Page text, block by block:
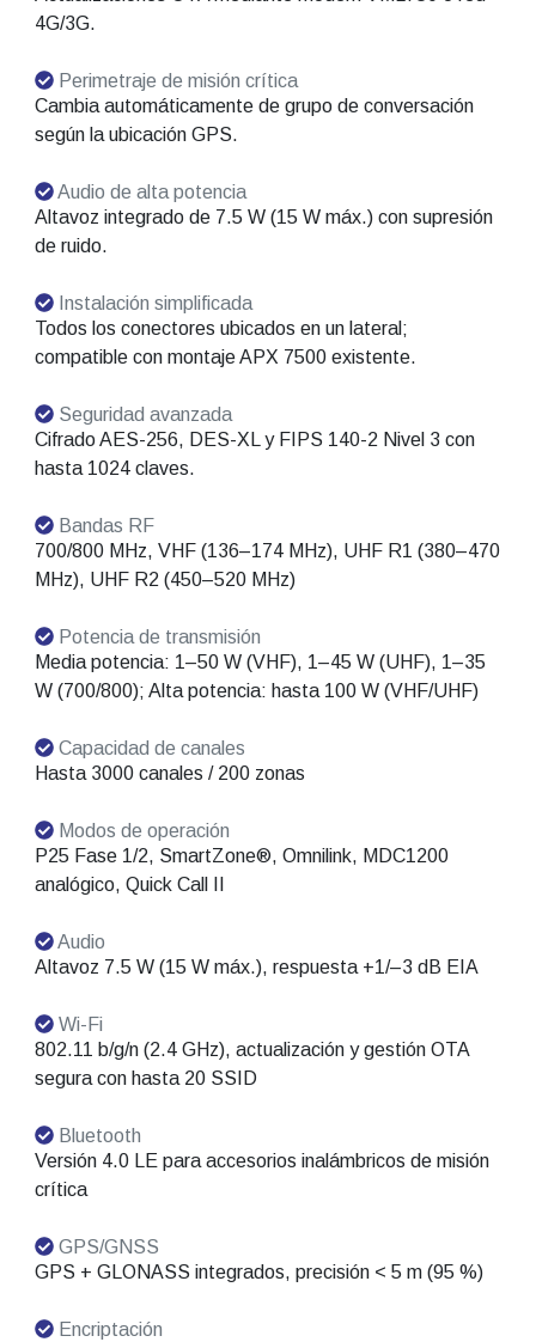
4G/3G.
Perimetraje de misión crítica
Cambia automáticamente de grupo de conversación
según la ubicación GPS.
Audio de alta potencia
Altavoz integrado de 7.5 W (15 W máx.) con supresión
de ruido.
Instalación simplificada
Todos los conectores ubicados en un lateral;
compatible con montaje APX 7500 existente.
Seguridad avanzada
Cifrado AES-256, DES-XL y FIPS 140-2 Nivel 3 con
hasta 1024 claves.
Bandas RF
700/800 MHz, VHF (136–174 MHz), UHF R1 (380–470
MHz), UHF R2 (450–520 MHz)
Potencia de transmisión
Media potencia: 1–50 W (VHF), 1–45 W (UHF), 1–35
W (700/800); Alta potencia: hasta 100 W (VHF/UHF)
Capacidad de canales
Hasta 3000 canales / 200 zonas
Modos de operación
P25 Fase 1/2, SmartZone®, Omnilink, MDC1200
analógico, Quick Call II
Audio
Altavoz 7.5 W (15 W máx.), respuesta +1/–3 dB EIA
Wi-Fi
802.11 b/g/n (2.4 GHz), actualización y gestión OTA
segura con hasta 20 SSID
Bluetooth
Versión 4.0 LE para accesorios inalámbricos de misión
crítica
GPS/GNSS
GPS + GLONASS integrados, precisión < 5 m (95 %)
Encriptación